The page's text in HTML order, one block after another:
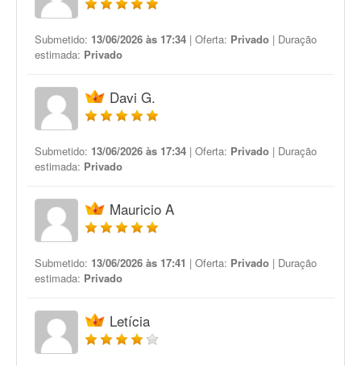
Submetido: 13/06/2026 às 17:34 | Oferta: Privado | Duração
estimada: Privado
Davi G.
Submetido: 13/06/2026 às 17:34 | Oferta: Privado | Duração
estimada: Privado
Mauricio A
Submetido: 13/06/2026 às 17:41 | Oferta: Privado | Duração
estimada: Privado
Letícia